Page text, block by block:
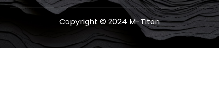
Copyright © 2024 M-Titan